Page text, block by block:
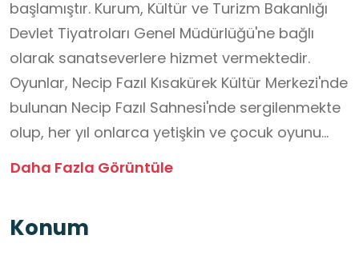
başlamıştır. Kurum, Kültür ve Turizm Bakanlığı
Devlet Tiyatroları Genel Müdürlüğü'ne bağlı
olarak sanatseverlere hizmet vermektedir.
Oyunlar, Necip Fazıl Kısakürek Kültür Merkezi'nde
bulunan Necip Fazıl Sahnesi'nde sergilenmekte
olup, her yıl onlarca yetişkin ve çocuk oyunu
tiyatro seyircisi ile buluşmaktadır.
illerden gelen ziyaretçiler için önemli bir kültürel
Daha Fazla Görüntüle
Konum